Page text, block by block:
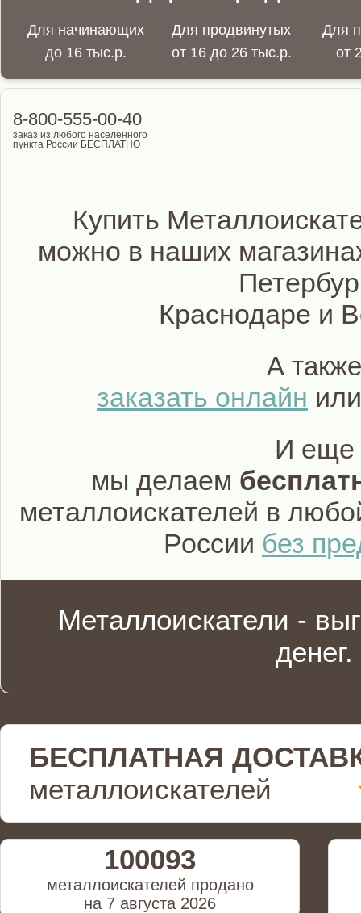
Для начинающих
до 16 тыс.р.
Для продвинутых
от 16 до 26 тыс.р.
Для
от
8-800-555-00-40
заказ из любого населенного
пункта России БЕСПЛАТНО
Купить
можно в наших
Краснодаре и
А также
заказать онлайн
И еще
мы делаем
металлоискателей в
России без
Металлоискатели -
денег.
БЕСПЛАТНАЯ
металлоискателей
100093
металлоискателей продано
на 7 августа 2026